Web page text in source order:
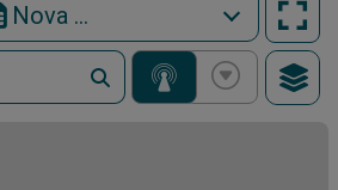
Nova Mobile